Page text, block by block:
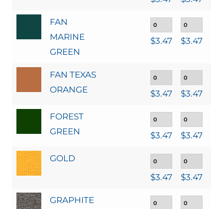
FAN
MARINE
GREEN
$3.47 $3.47
FAN TEXAS
ORANGE
$3.47 $3.47
FOREST
GREEN
$3.47 $3.47
GOLD
$3.47 $3.47
GRAPHITE